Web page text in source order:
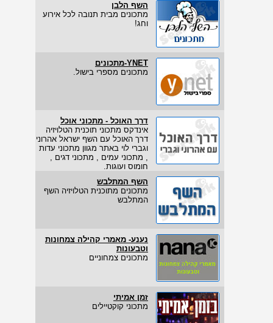
השף הלבן
מתכונים מבית תנובה לכל אירוע
וחג!
YNET-מתכונים
מתכונים מספרי בישול.
דרך האוכל - מתכוני אוכל
אינדקס מתכוני תוכנית הטלויזיה
דרך האוכל עם השף ישראל אהרוני
וגברי לוי באתר מגוון מתכוני עדות
, מתכוני עמים , מתכוני דגים ,
חומוס ועוגות.
השף המתלבש
מתכונים מתוכנית הטלויזיה השף
המתלבש
נענע- מאמרי קהילה צמחונות
וטבעונות
מתכונים צמחוניים
זמן אמיתי
מתכוני קוקטיילים